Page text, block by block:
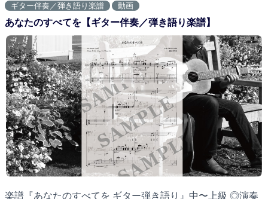
ギター伴奏／弾き語り楽譜 動画
あなたのすべてを【ギター伴奏／弾き語り楽譜】
楽譜『あなたのすべてを ギター弾き語り』中〜上級 ◎演奏